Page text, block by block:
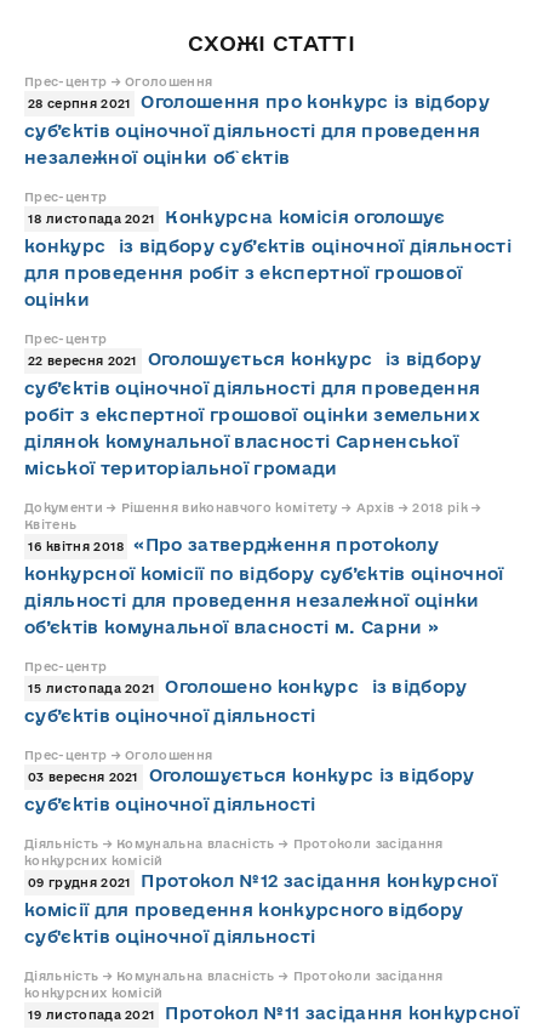
СХОЖІ СТАТТІ
Прес-центр → Оголошення
28 серпня 2021
Оголошення про конкурс із відбору
суб’єктів оціночної діяльності для проведення
незалежної оцінки об`єктів
Прес-центр
18 листопада 2021
Конкурсна комісія оголошує
конкурс із відбору суб’єктів оціночної діяльності
для проведення робіт з експертної грошової
оцінки
Прес-центр
22 вересня 2021
Оголошується конкурс із відбору
суб’єктів оціночної діяльності для проведення
робіт з експертної грошової оцінки земельних
ділянок комунальної власності Сарненської
міської територіальної громади
Документи → Рішення виконавчого комітету → Архів → 2018 рік →
Квітень
16 квітня 2018
«Про затвердження протоколу
конкурсної комісії по відбору суб’єктів оціночної
діяльності для проведення незалежної оцінки
об’єктів комунальної власності м. Сарни »
Прес-центр
15 листопада 2021
Оголошено конкурс із відбору
суб’єктів оціночної діяльності
Прес-центр → Оголошення
03 вересня 2021
Оголошується конкурс із відбору
суб’єктів оціночної діяльності
Діяльність → Комунальна власність → Протоколи засідання
конкурсних комісій
09 грудня 2021
Протокол №12 засідання конкурсної
комісії для проведення конкурсного відбору
суб'єктів оціночної діяльності
Діяльність → Комунальна власність → Протоколи засідання
конкурсних комісій
19 листопада 2021
Протокол №11 засідання конкурсної